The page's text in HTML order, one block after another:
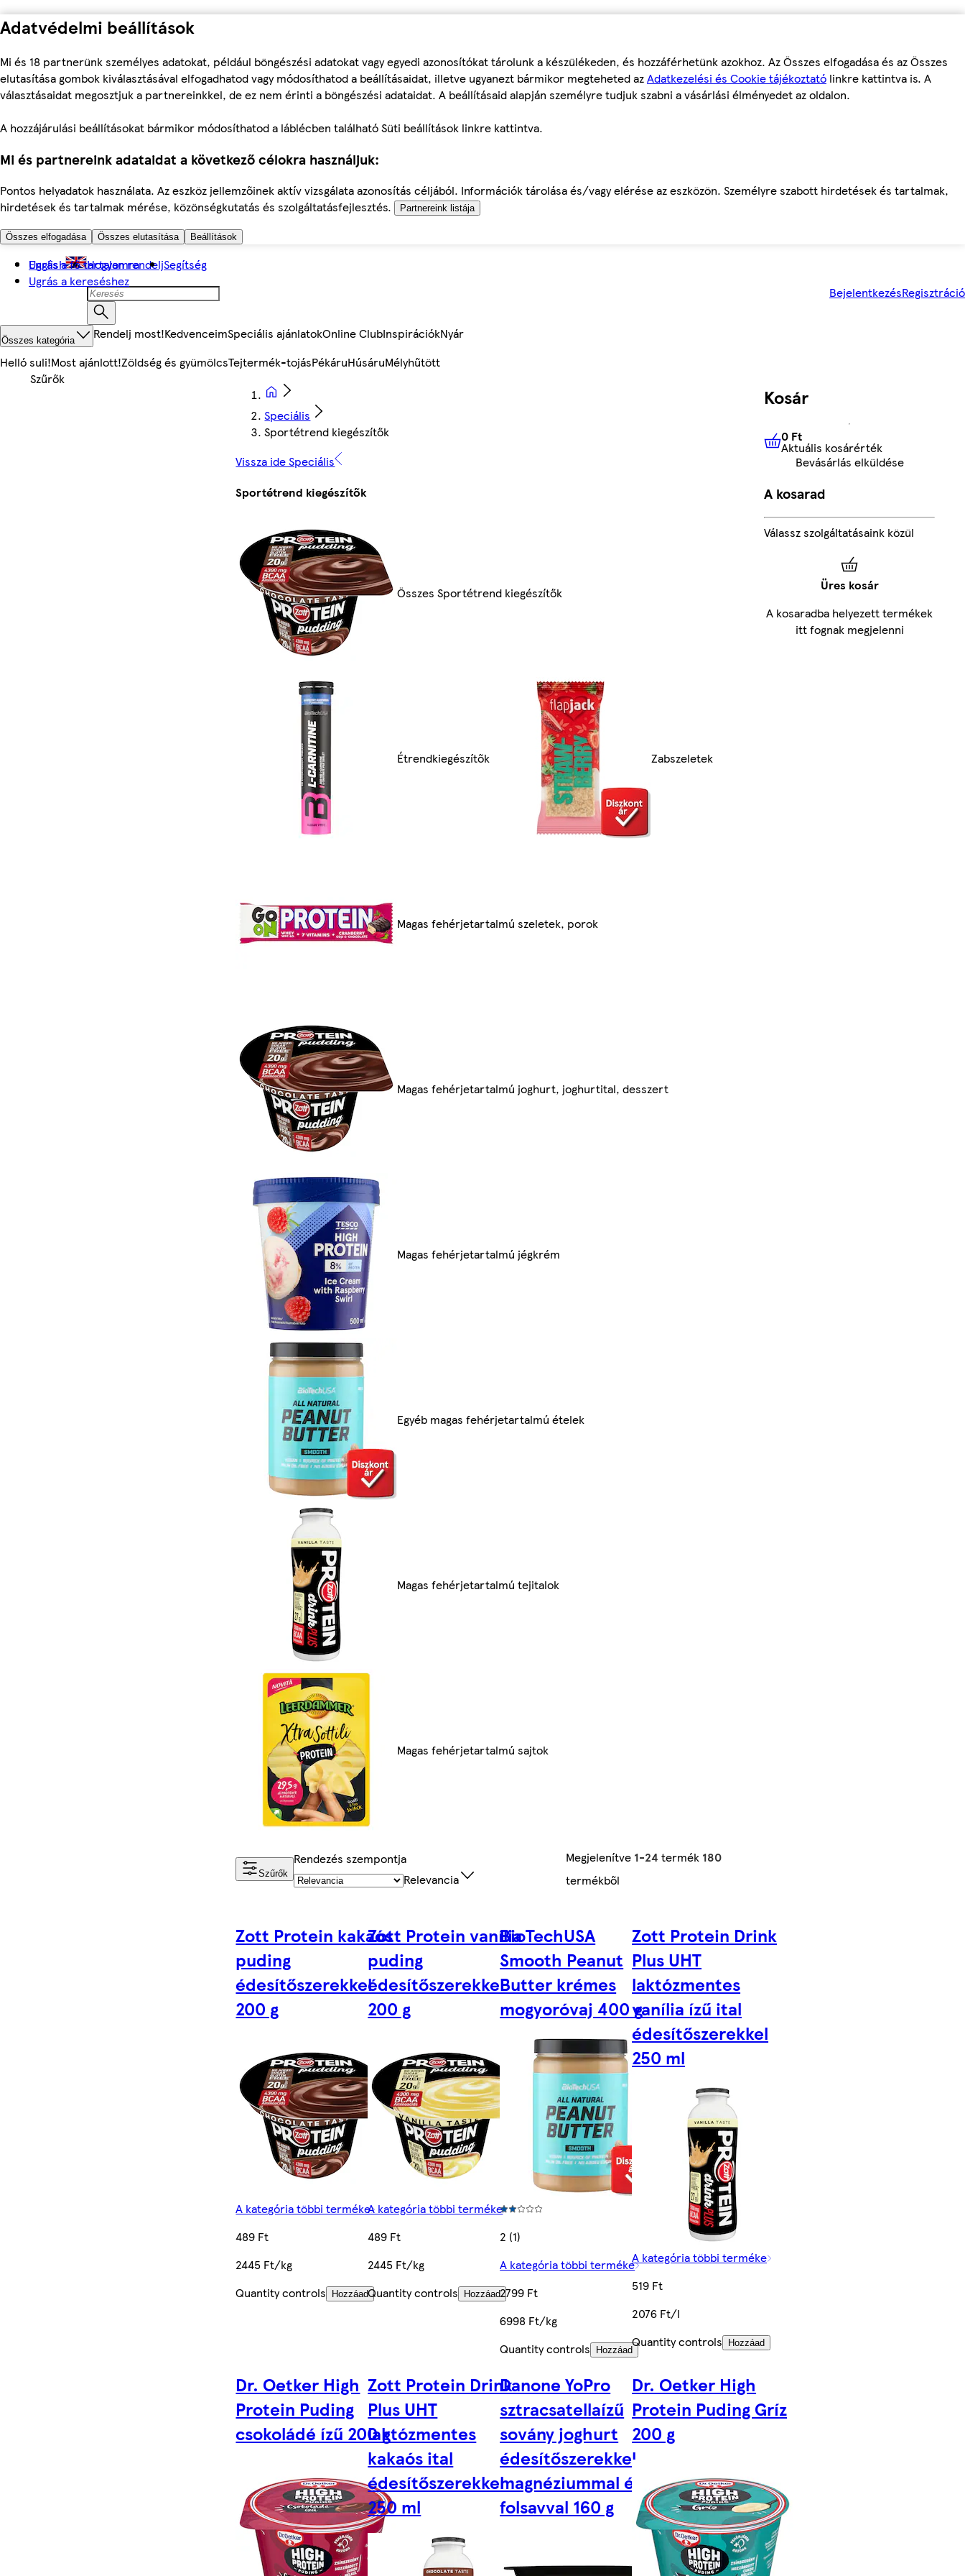
Adatvédelmi beállítások
Mi és 18 partnerünk személyes adatokat, például böngészési adatokat vagy egyedi azonosítókat tárolunk a készülékeden, és hozzáférhetünk azokhoz. Az Összes elfogadása és az Összes
elutasítása gombok kiválasztásával elfogadhatod vagy módosíthatod a beállításaidat, illetve ugyanezt bármikor megteheted azAdatkezelési és Cookie tájékoztató linkre kattintva is. A
választásaidat megosztjuk a partnereinkkel, de ez nem érinti a böngészési adataidat. A beállításaid alapján személyre tudjuk szabni a vásárlási élményedet az oldalon.
A hozzájárulási beállításokat bármikor módosíthatod a láblécben található Süti beállítások linkre kattintva.
Mi és partnereink adataidat a következő célokra használjuk:
Pontos helyadatok használata. Az eszköz jellemzőinek aktív vizsgálata azonosítás céljából. Információk tárolása és/vagy elérése az eszközön. Személyre szabott hirdetések és tartalmak,
hirdetések és tartalmak mérése, közönségkutatás és szolgáltatásfejlesztés.
Partnereink listája
Összes elfogadása Összes elutasítása Beállítások
Ugrás a fő tartalomra
Ugrás a kereséshez
English Hogyan rendeljSegítség
BejelentkezésRegisztráció
Összes kategória Rendelj most!KedvenceimSpeciális ajánlatokOnline ClubInspirációkNyár
Helló suli!Most ajánlott!Zöldség és gyümölcsTejtermék-tojásPékáruHúsáruMélyhűtött
Speciális
Sportétrend kiegészítők
Vissza ide Speciális
Sportétrend kiegészítők
Összes Sportétrend kiegészítők
Étrendkiegészítők Zabszeletek
Magas fehérjetartalmú szeletek, porok
Magas fehérjetartalmú joghurt, joghurtital, desszert
Magas fehérjetartalmú jégkrém
Egyéb magas fehérjetartalmú ételek
Magas fehérjetartalmú tejitalok
Magas fehérjetartalmú sajtok
Szűrők
Rendezés szempontja
Relevancia
Megjelenítve 1-24 termék 180
termékből
Zott Protein kakaós
puding
édesítőszerekkel
200 g
A kategória többi terméke
489 Ft
2445 Ft/kg
Quantity controls
Hozzáad
Zott Protein vanília
puding
édesítőszerekkel
200 g
A kategória többi terméke
489 Ft
2445 Ft/kg
Quantity controls
Hozzáad
BioTechUSA
Smooth Peanut
Butter krémes
mogyoróvaj 400 g
2 (1)
A kategória többi terméke
2799 Ft
6998 Ft/kg
Quantity controls
Hozzáad
Zott Protein Drink
Plus UHT
laktózmentes
vanília ízű ital
édesítőszerekkel
250 ml
A kategória többi terméke
519 Ft
2076 Ft/l
Quantity controls
Hozzáad
Dr. Oetker High
Protein Puding
csokoládé ízű 200 g
Zott Protein Drink
Plus UHT
laktózmentes
kakaós ital
édesítőszerekkel
250 ml
Danone YoPro
sztracsatellaízű
sovány joghurt
édesítőszerekkel,
magnéziummal és
folsavval 160 g
Dr. Oetker High
Protein Puding Gríz
200 g
Kosár
0 FtAktuális kosárérték
0 Ft
Aktuális kosárérték
Bevásárlás elküldése
A kosarad
Válassz szolgáltatásaink közül
Üres kosár
A kosaradba helyezett termékek
itt fognak megjelenni